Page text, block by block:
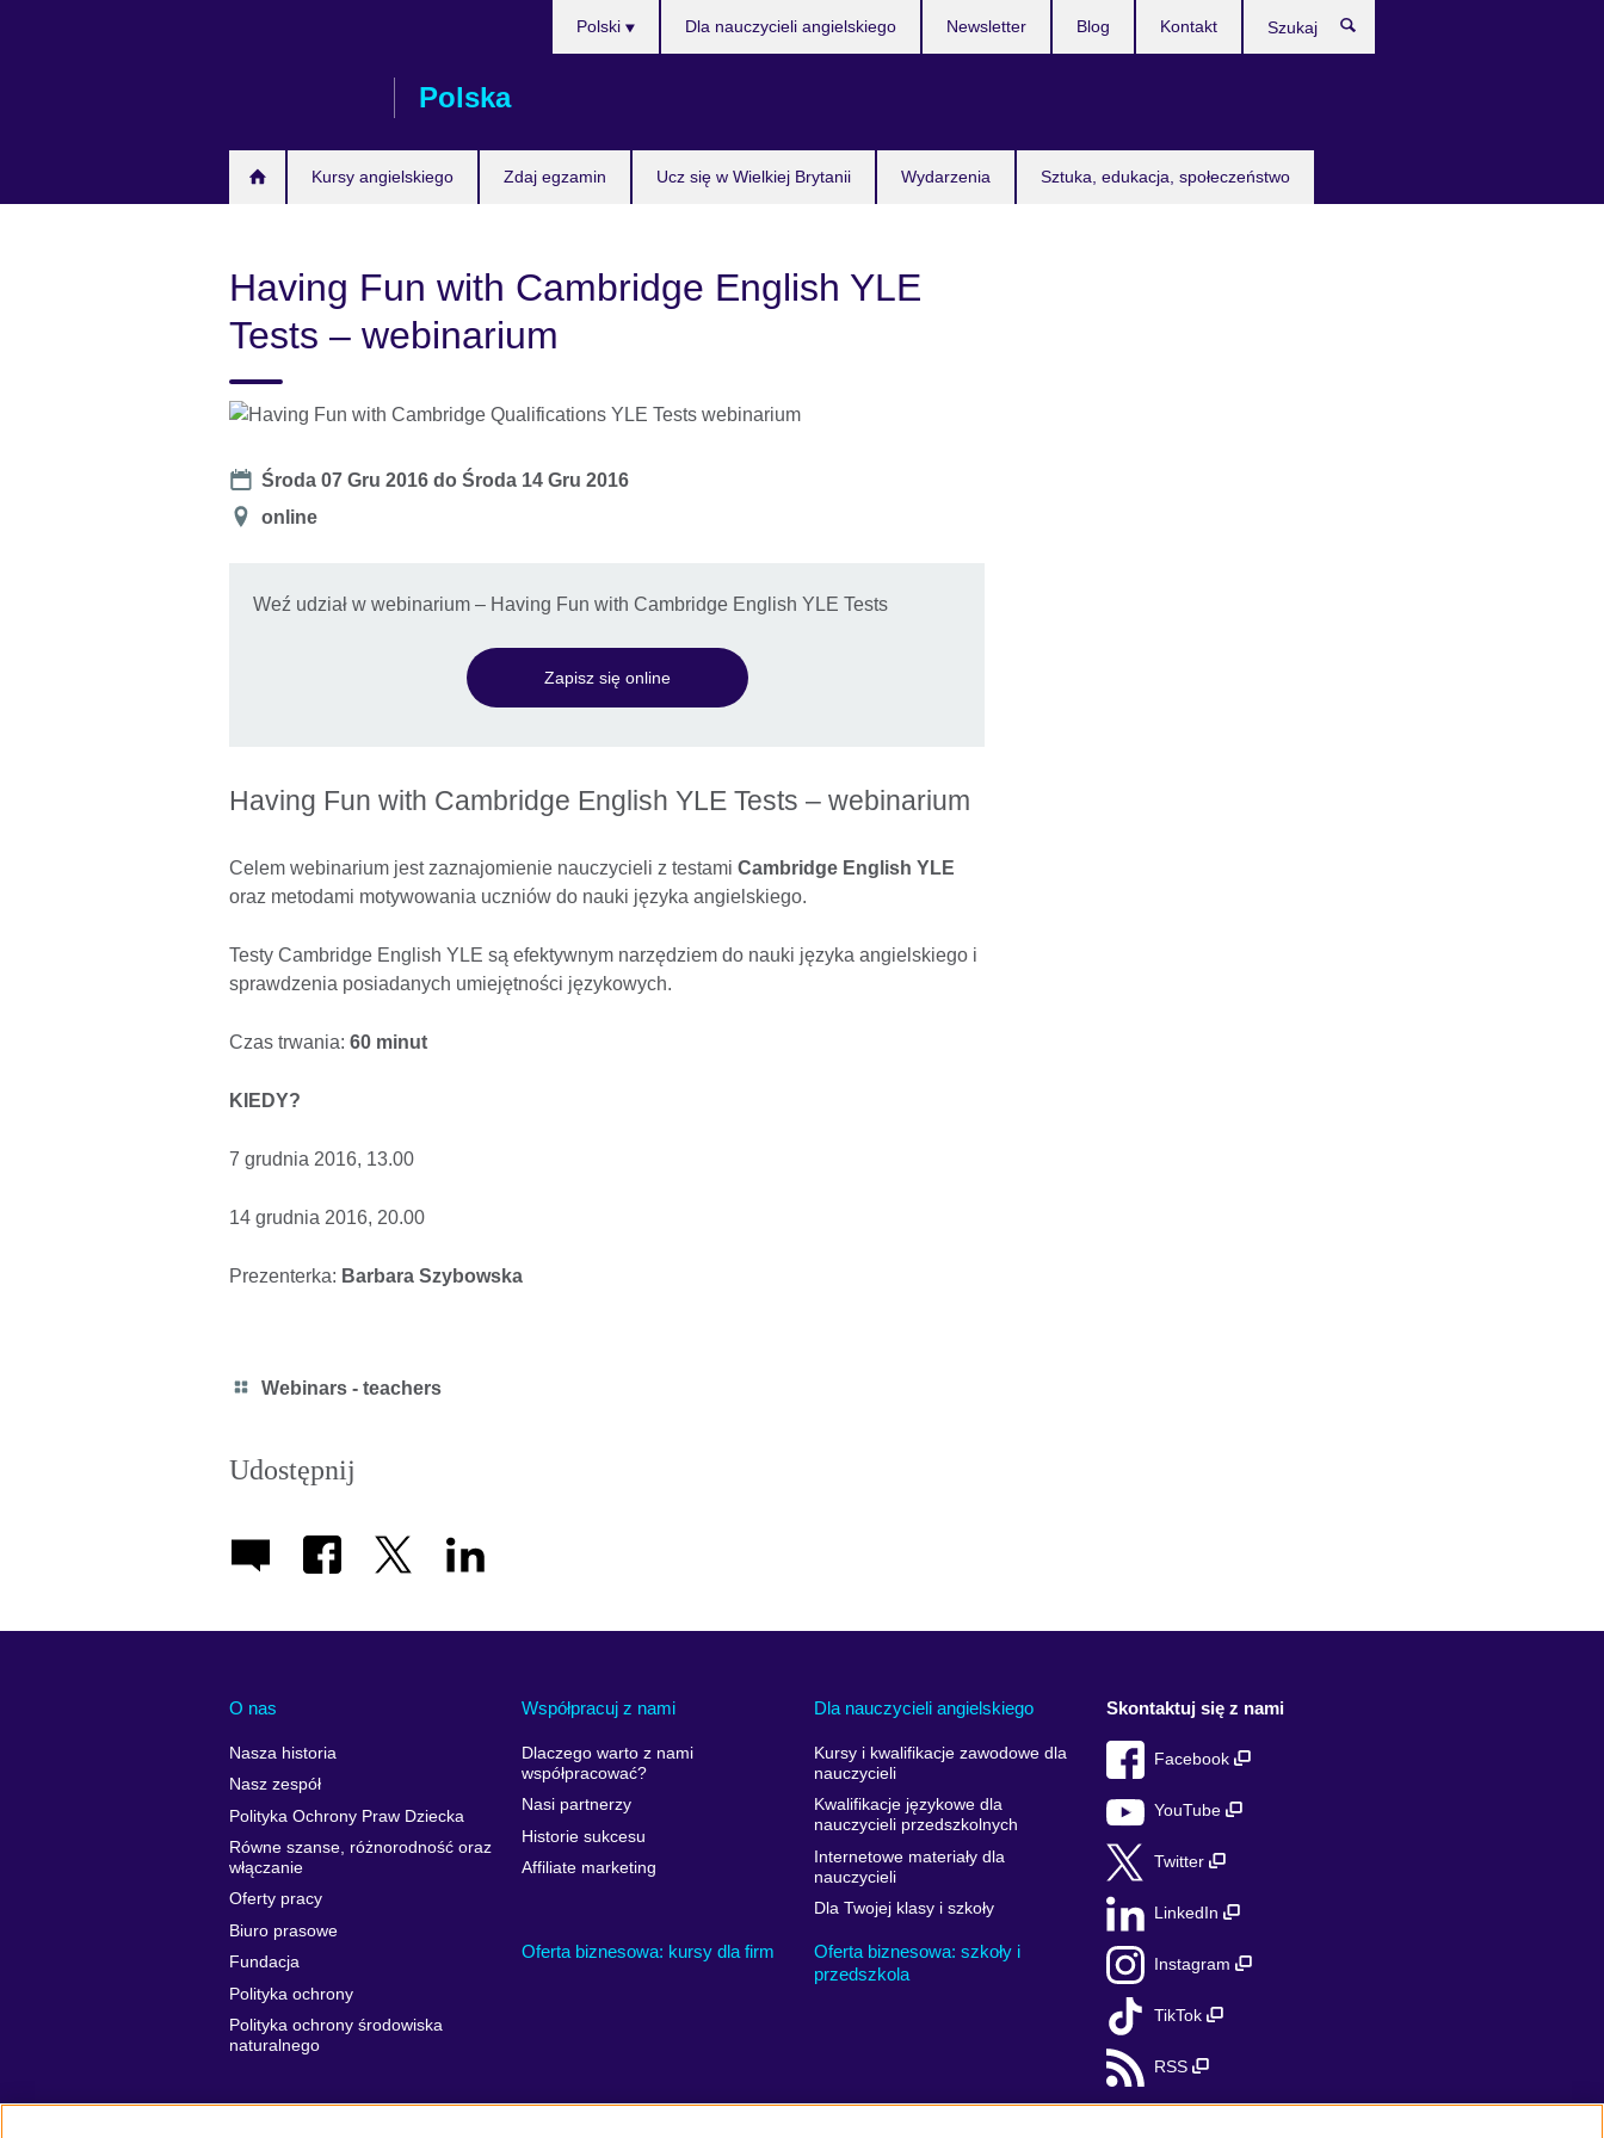
Polska
Kursy angielskiego Zdaj egzamin Ucz się w Wielkiej Brytanii Wydarzenia Sztuka, edukacja, społeczeństwo
Polski Dla nauczycieli angielskiego Newsletter Blog Kontakt
Having Fun with Cambridge English YLE
Tests – webinarium
Date
Środa 07 Gru 2016 doŚroda 14 Gru 2016
Miejsce
online
Weź udział w webinarium – Having Fun with Cambridge English YLE Tests
Zapisz się online
Having Fun with Cambridge English YLE Tests – webinarium
Celem webinarium jest zaznajomienie nauczycieli z testami Cambridge English YLE
oraz metodami motywowania uczniów do nauki języka angielskiego.
Testy Cambridge English YLE są efektywnym narzędziem do nauki języka angielskiego i
sprawdzenia posiadanych umiejętności językowych.
Czas trwania: 60 minut
KIEDY?
7 grudnia 2016, 13.00
14 grudnia 2016, 20.00
Prezenterka: Barbara Szybowska
Category
Webinars - teachers
Udostępnij
O nas
Nasza historia
Nasz zespół
Polityka Ochrony Praw Dziecka
Równe szanse, różnorodność oraz
włączanie
Oferty pracy
Biuro prasowe
Fundacja
Polityka ochrony
Polityka ochrony środowiska
naturalnego
Współpracuj z nami
Dlaczego warto z nami
współpracować?
Nasi partnerzy
Historie sukcesu
Affiliate marketing
Dla nauczycieli angielskiego
Kursy i kwalifikacje zawodowe dla
nauczycieli
Kwalifikacje językowe dla
nauczycieli przedszkolnych
Internetowe materiały dla
nauczycieli
Dla Twojej klasy i szkoły
Oferta biznesowa: kursy dla firm
Oferta biznesowa: szkoły i
przedszkola
Skontaktuj się z nami
Facebook
YouTube
Twitter
LinkedIn
Instagram
TikTok
RSS